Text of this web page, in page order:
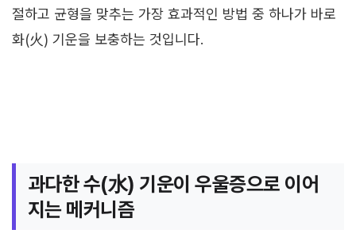
절하고 균형을 맞추는 가장 효과적인 방법 중 하나가 바로
화(火) 기운을 보충하는 것입니다.
과다한 수(水) 기운이 우울증으로 이어
지는 메커니즘